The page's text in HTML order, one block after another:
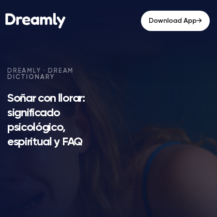
Download App→
Soñar con llorar:
significado
psicológico,
espiritual y FAQ